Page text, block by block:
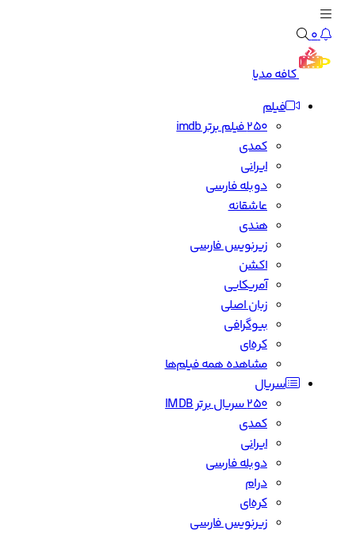
0
کافه مدیا
فیلم
250 فیلم برتر imdb
کمدی
ایرانی
دوبله فارسی
عاشقانه
هندی
زیرنویس فارسی
اکشن
آمریکایی
زبان اصلی
بیوگرافی
کره‌ای
مشاهده همه فیلم‌ها
سریال
۲۵۰ سریال برتر IMDB
کمدی
ایرانی
دوبله فارسی
درام
کره‌ای
زیرنویس فارسی